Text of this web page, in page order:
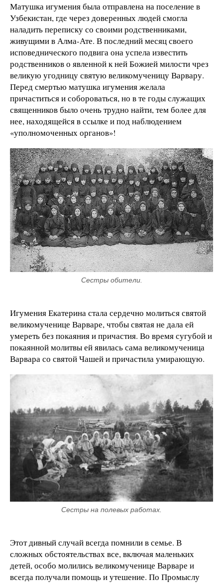
Матушка игумения была отправлена на поселение в
Узбекистан, где через доверенных людей смогла
наладить переписку со своими родственниками,
живущими в Алма-Ате. В последний месяц своего
исповеднического подвига она успела известить
родственников о явленной к ней Божией милости чрез
великую угодницу святую великомученицу Варвару.
Перед смертью матушка игумения желала
причаститься и собороваться, но в те годы служащих
священников было очень трудно найти, тем более для
нее, находящейся в ссылке и под наблюдением
«уполномоченных органов»!
Сестры обители.
Игумения Екатерина стала сердечно молиться святой
великомученице Варваре, чтобы святая не дала ей
умереть без покаяния и причастия. Во время сугубой и
покаянной молитвы ей явилась сама великомученица
Варвара со святой Чашей и причастила умирающую.
Сестры на полевых работах.
Этот дивный случай всегда помнили в семье. В
сложных обстоятельствах все, включая маленьких
детей, особо молились великомученице Варваре и
всегда получали помощь и утешение. По Промыслу